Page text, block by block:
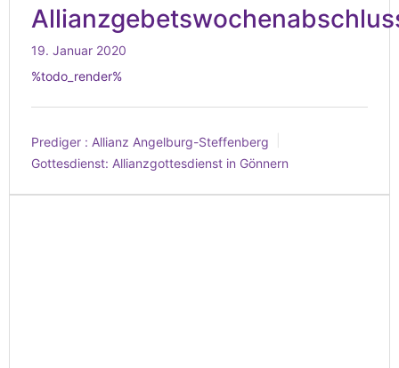
19. Januar 2020
%todo_render%
Prediger : Allianz Angelburg-Steffenberg
Gottesdienst: Allianzgottesdienst in Gönnern